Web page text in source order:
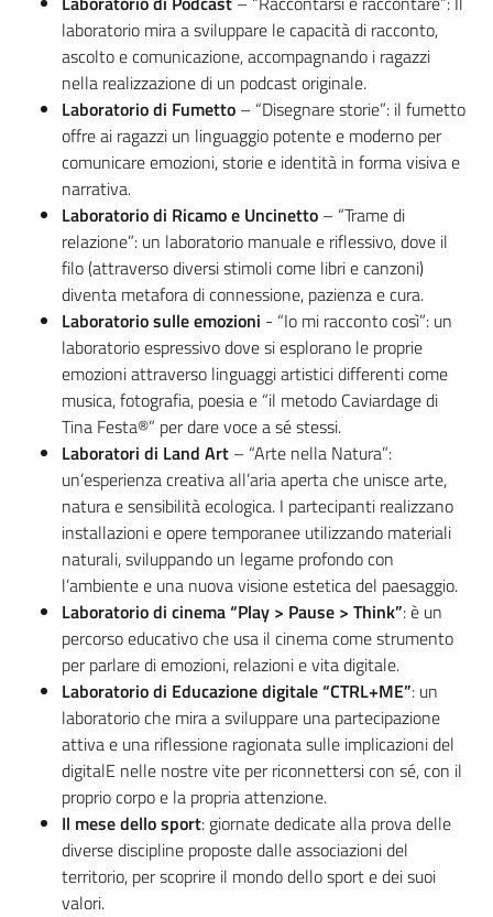
laboratorio mira a sviluppare le capacità di racconto,
ascolto e comunicazione, accompagnando i ragazzi
nella realizzazione di un podcast originale.
Laboratorio di Fumetto – “Disegnare storie”: il fumetto
offre ai ragazzi un linguaggio potente e moderno per
comunicare emozioni, storie e identità in forma visiva e
narrativa.
Laboratorio di Ricamo e Uncinetto – “Trame di
relazione”: un laboratorio manuale e riflessivo, dove il
filo (attraverso diversi stimoli come libri e canzoni)
diventa metafora di connessione, pazienza e cura.
Laboratorio sulle emozioni - “Io mi racconto così”: un
laboratorio espressivo dove si esplorano le proprie
emozioni attraverso linguaggi artistici differenti come
musica, fotografia, poesia e “il metodo Caviardage di
Tina Festa®” per dare voce a sé stessi.
Laboratori di Land Art – “Arte nella Natura”:
un’esperienza creativa all’aria aperta che unisce arte,
natura e sensibilità ecologica. I partecipanti realizzano
installazioni e opere temporanee utilizzando materiali
naturali, sviluppando un legame profondo con
l’ambiente e una nuova visione estetica del paesaggio.
Laboratorio di cinema “Play > Pause > Think”: è un
percorso educativo che usa il cinema come strumento
per parlare di emozioni, relazioni e vita digitale.
Laboratorio di Educazione digitale “CTRL+ME”: un
laboratorio che mira a sviluppare una partecipazione
attiva e una riflessione ragionata sulle implicazioni del
digitalE nelle nostre vite per riconnettersi con sé, con il
proprio corpo e la propria attenzione.
Il mese dello sport: giornate dedicate alla prova delle
diverse discipline proposte dalle associazioni del
territorio, per scoprire il mondo dello sport e dei suoi
valori.